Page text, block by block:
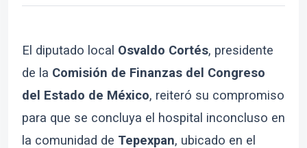
El diputado local Osvaldo Cortés, presidente
de la Comisión de Finanzas del Congreso
del Estado de México, reiteró su compromiso
para que se concluya el hospital inconcluso en
la comunidad de Tepexpan, ubicado en el